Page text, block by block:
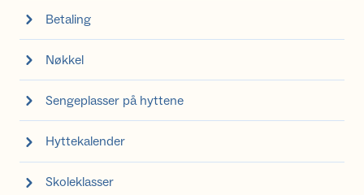
Betaling
Nøkkel
Sengeplasser på hyttene
Hyttekalender
Skoleklasser